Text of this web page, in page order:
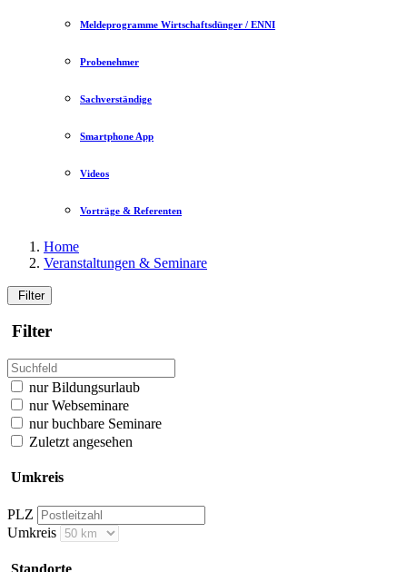
Meldeprogramme Wirtschaftsdünger / ENNI
Probenehmer
Sachverständige
Smartphone App
Videos
Vorträge & Referenten
Home
Veranstaltungen & Seminare
Filter
Filter
nur Bildungsurlaub
nur Webseminare
nur buchbare Seminare
Zuletzt angesehen
Umkreis
PLZ
Umkreis
Standorte